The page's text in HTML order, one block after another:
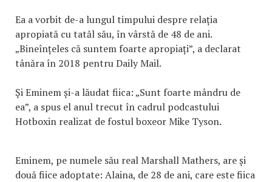
Ea a vorbit de-a lungul timpului despre relația
apropiată cu tatăl său, în vârstă de 48 de ani.
„Bineînțeles că suntem foarte apropiați”, a declarat
tânăra în 2018 pentru Daily Mail.
Și Eminem și-a lăudat fiica: „Sunt foarte mândru de
ea”, a spus el anul trecut în cadrul podcastului
Hotboxin realizat de fostul boxeor Mike Tyson.
Eminem, pe numele său real Marshall Mathers, are și
două fiice adoptate: Alaina, de 28 de ani, care este fiica